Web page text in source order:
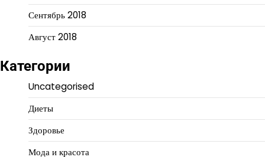
Сентябрь 2018
Август 2018
Категории
Uncategorised
Диеты
Здоровье
Мода и красота